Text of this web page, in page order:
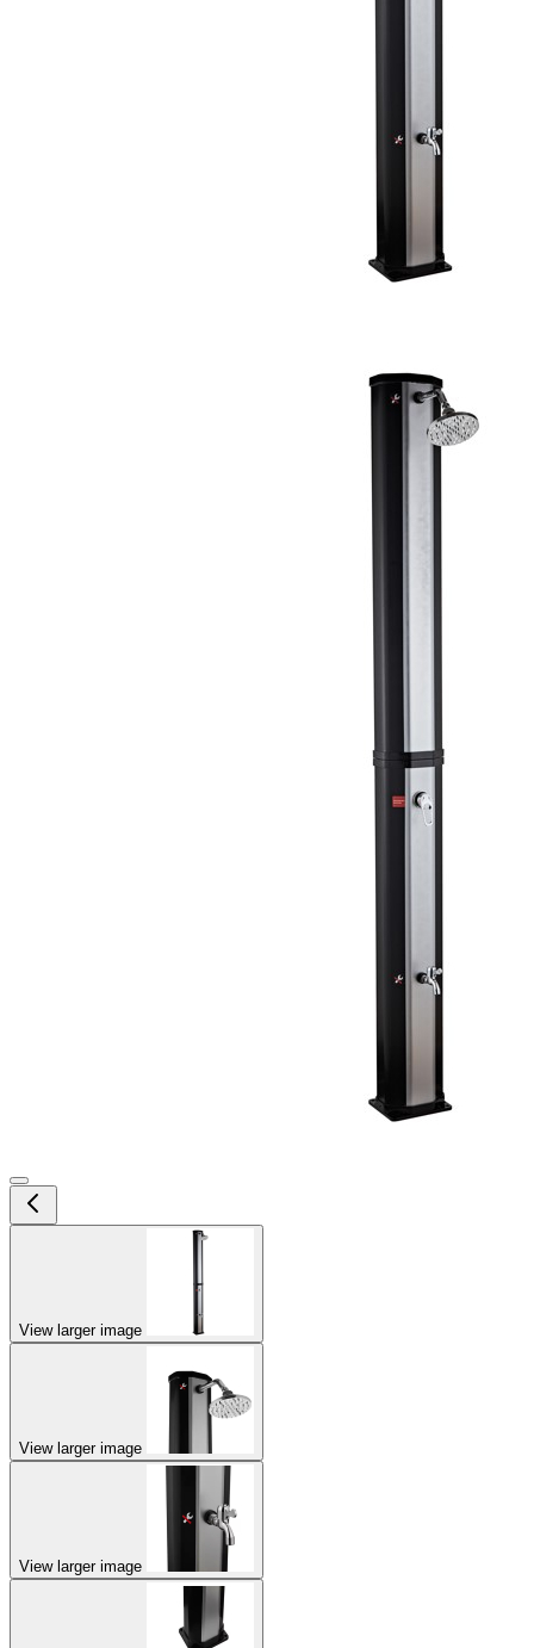
View larger image
View larger image
View larger image